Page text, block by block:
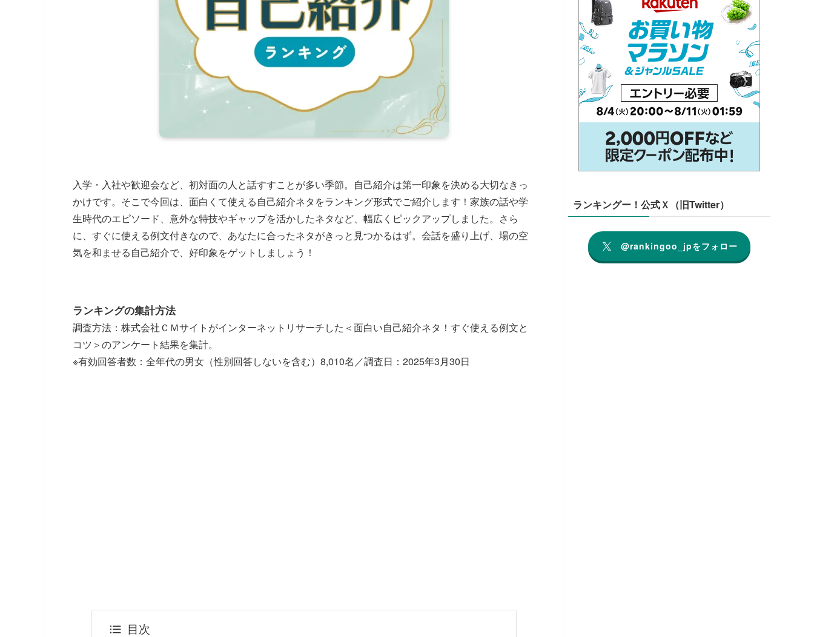
入学・入社や歓迎会など、初対面の人と話すすことが多い季節。自己紹介は第一印象を決める大切なきっ
かけです。そこで今回は、面白くて使える自己紹介ネタをランキング形式でご紹介します！家族の話や学
生時代のエピソード、意外な特技やギャップを活かしたネタなど、幅広くピックアップしました。さら
に、すぐに使える例文付きなので、あなたに合ったネタがきっと見つかるはず。会話を盛り上げ、場の空
気を和ませる自己紹介で、好印象をゲットしましょう！
ランキングの集計方法
調査方法：株式会社ＣＭサイトがインターネットリサーチした＜面白い自己紹介ネタ！すぐ使える例文と
コツ＞のアンケート結果を集計。
※有効回答者数：全年代の男女（性別回答しないを含む）8,010名／調査日：2025年3月30日
目次
ランキングー！公式Ｘ（旧Twitter）
@rankingoo_jpをフォロー